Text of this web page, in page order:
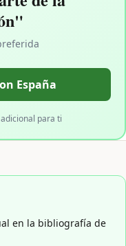
España
para ti
en la bibliografía de